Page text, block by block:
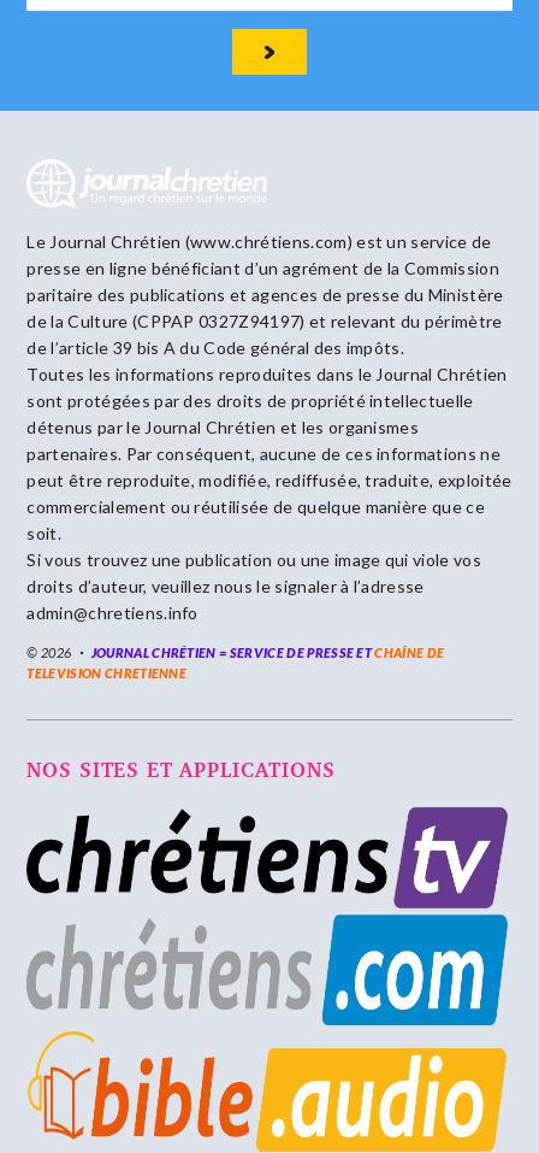
Le Journal Chrétien (www.chrétiens.com) est un service de
presse en ligne bénéficiant d’un agrément de la Commission
paritaire des publications et agences de presse du Ministère
de la Culture (CPPAP 0327Z94197) et relevant du périmètre
de l’article 39 bis A du Code général des impôts.
Toutes les informations reproduites dans le Journal Chrétien
sont protégées par des droits de propriété intellectuelle
détenus par le Journal Chrétien et les organismes
partenaires. Par conséquent, aucune de ces informations ne
peut être reproduite, modifiée, rediffusée, traduite, exploitée
commercialement ou réutilisée de quelque manière que ce
soit.
Si vous trouvez une publication ou une image qui viole vos
droits d’auteur, veuillez nous le signaler à l’adresse
admin@chretiens.info
© 2026 JOURNAL CHRÉTIEN = SERVICE DE PRESSE ETCHAÎNE DE
TELEVISION CHRETIENNE
NOS SITES ET APPLICATIONS